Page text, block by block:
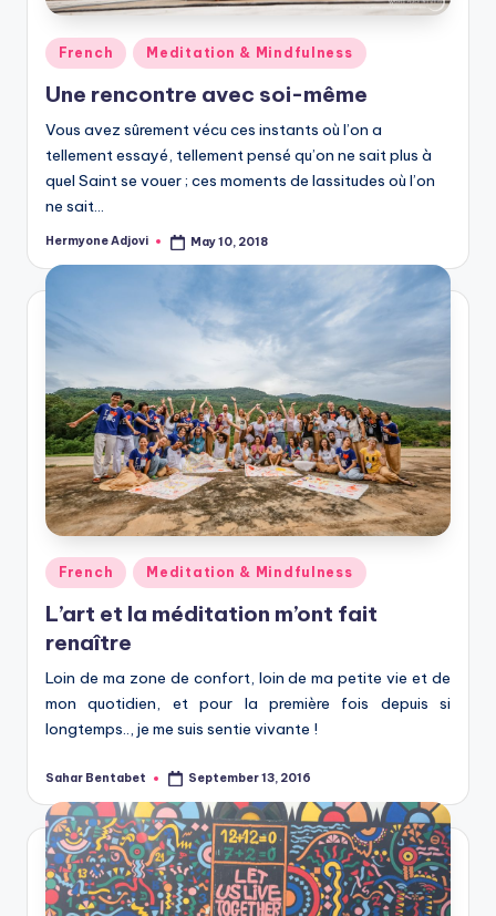
Posted
in
French Meditation & Mindfulness
Une rencontre avec soi-même
Vous avez sûrement vécu ces instants où l’on a
tellement essayé, tellement pensé qu’on ne sait plus à
quel Saint se vouer ; ces moments de lassitudes où l’on
ne sait…
Posted
Hermyone Adjovi May 10, 2018
Posted
in
French Meditation & Mindfulness
L’art et la méditation m’ont fait
renaître
Loin de ma zone de confort, loin de ma petite vie et de
mon quotidien, et pour la première fois depuis si
longtemps.., je me suis sentie vivante !
Posted
Sahar Bentabet September 13, 2016